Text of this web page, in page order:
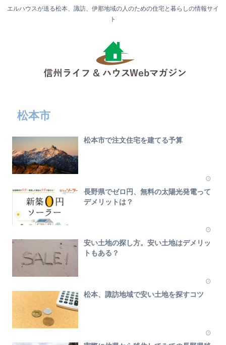
エルハウスが送る松本、諏訪、伊那地域の人のための住宅と暮らしの情報サイ
ト
松本市
松本市で注文住宅を建てる予算
長野県でゼロ円、無料の太陽光発電って
デメリットは？
安い土地の探し方。安い土地はデメリッ
トもある？
松本、諏訪地域で安い土地を探すコツ